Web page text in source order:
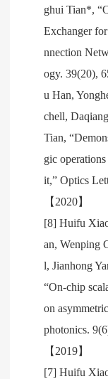
ghui Tian*,
Exchanger
nnection
ogy. 39(20),
u Han,
chell,
Tian,
gic
it,” Optics
【2020】
[8] Huifu
an, Wenping
l, Jianhong
“On-chip
on
photonics.
【2019】
[7] Huifu